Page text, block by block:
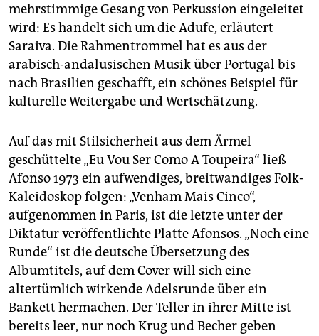
mehrstimmige Gesang von Perkussion eingeleitet
wird: Es handelt sich um die Adufe, erläutert
Saraiva. Die Rahmentrommel hat es aus der
arabisch-andalusischen Musik über Portugal bis
nach Brasilien geschafft, ein schönes Beispiel für
kulturelle Weitergabe und Wertschätzung.
Auf das mit Stilsicherheit aus dem Ärmel
geschüttelte „Eu Vou Ser Como A Toupeira“ ließ
Afonso 1973 ein aufwendiges, breitwandiges Folk-
Kaleidoskop folgen: „Venham Mais Cinco“,
aufgenommen in Paris, ist die letzte unter der
Diktatur veröffentlichte Platte Afonsos. „Noch eine
Runde“ ist die deutsche Übersetzung des
Albumtitels, auf dem Cover will sich eine
altertümlich wirkende Adelsrunde über ein
Bankett hermachen. Der Teller in ihrer Mitte ist
bereits leer, nur noch Krug und Becher geben